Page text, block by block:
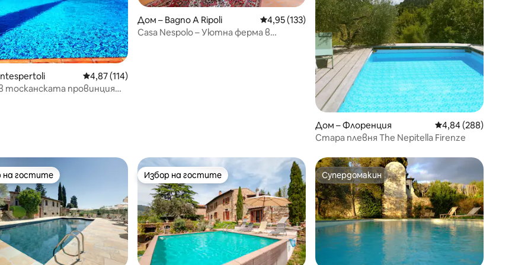
5, 153 отзива
Средна оценка: 4,87 от 5, 114 отзива
4,87 (114)
тосканската провинция
Дом – Bagno A Ripoli Средна оценка: 4,95 от 5, 133 отзива
4,95 (133)
Casa Nespolo – Уютна ферма в
Дом – Флоренция Средна оценка: 4,84
4,84 (288)
Стара плевня The Nepitella Firenze
избор на гостите
на гостите Избор на гостите
Избор на гостите Супердомакин
Супердомакин